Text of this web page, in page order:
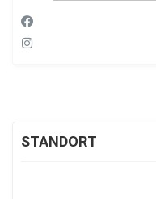
STANDORT